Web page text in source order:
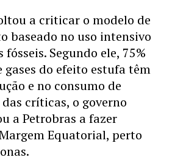
a criticar o modelo de
baseado no uso intensivo
Segundo ele, 75%
gases do efeito estufa têm
e no consumo de
críticas, o governo
a Petrobras a fazer
Equatorial, perto